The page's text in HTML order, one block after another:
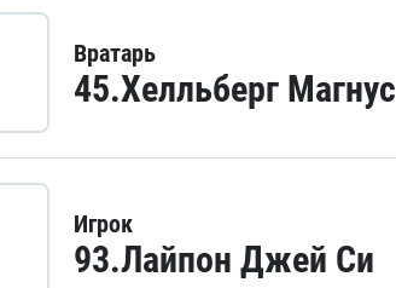
Вратарь
45.Хелльберг Магнус
Игрок
93.Лайпон Джей Си